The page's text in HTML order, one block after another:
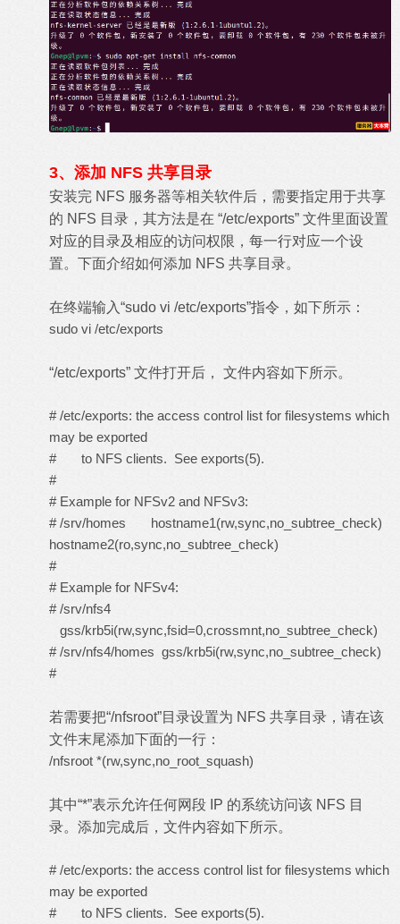
3、添加 NFS 共享目录
安装完 NFS 服务器等相关软件后，需要指定用于共享
的 NFS 目录，其方法是在 “/etc/exports” 文件里面设置
对应的目录及相应的访问权限，每一行对应一个设
置。下面介绍如何添加 NFS 共享目录。
在终端输入“sudo vi /etc/exports”指令，如下所示：
sudo vi /etc/exports
“/etc/exports” 文件打开后， 文件内容如下所示。
# /etc/exports: the access control list for filesystems which
may be exported
# to NFS clients. See exports(5).
#
# Example for NFSv2 and NFSv3:
# /srv/homes hostname1(rw,sync,no_subtree_check)
hostname2(ro,sync,no_subtree_check)
#
# Example for NFSv4:
# /srv/nfs4
gss/krb5i(rw,sync,fsid=0,crossmnt,no_subtree_check)
# /srv/nfs4/homes gss/krb5i(rw,sync,no_subtree_check)
#
若需要把“/nfsroot”目录设置为 NFS 共享目录，请在该
文件末尾添加下面的一行：
/nfsroot *(rw,sync,no_root_squash)
其中“*”表示允许任何网段 IP 的系统访问该 NFS 目
录。添加完成后，文件内容如下所示。
# /etc/exports: the access control list for filesystems which
may be exported
# to NFS clients. See exports(5).